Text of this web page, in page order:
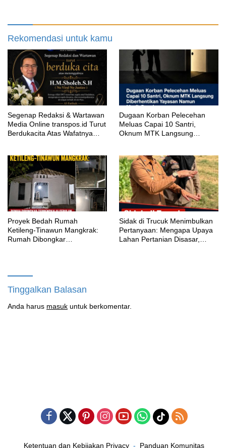
Rekomendasi untuk kamu
Segenap Redaksi & Wartawan
Media Online transpos.id Turut
Berdukacita Atas Wafatnya
‎Dugaan Korban Pelecehan
Meluas Capai 10 Santri,
Oknum MTK Langsung
Proyek Bedah Rumah
Ketileng-Tinawun Mangkrak:
Rumah Dibongkar
‎Sidak di Trucuk Menimbulkan
Pertanyaan: Mengapa Upaya
Lahan Pertanian Disasar,
Tinggalkan Balasan
Anda harus masuk untuk berkomentar.
Ketentuan dan Kebijakan Privacy Panduan Komunitas